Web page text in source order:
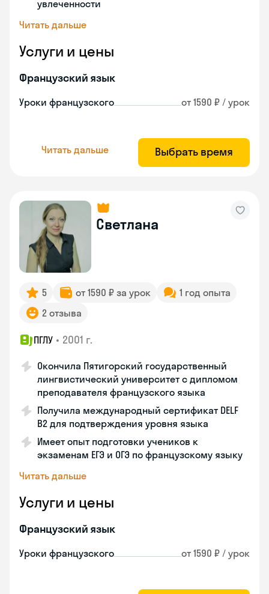
увлеченности
Читать дальше
Услуги и цены
Французский язык
Уроки французского от 1590 ₽ / урок
Читать дальше Выбрать время
Светлана
5 от 1590 ₽ за урок
1 год опыта
2 отзыва
ПГЛУ • 2001 г.
Окончила Пятигорский государственный
лингвистический университет с дипломом
преподавателя французского языка
Получила международный сертификат DELF
B2 для подтверждения уровня языка
Имеет опыт подготовки учеников к
экзаменам ЕГЭ и ОГЭ по французскому языку
Читать дальше
Услуги и цены
Французский язык
Уроки французского от 1590 ₽ / урок